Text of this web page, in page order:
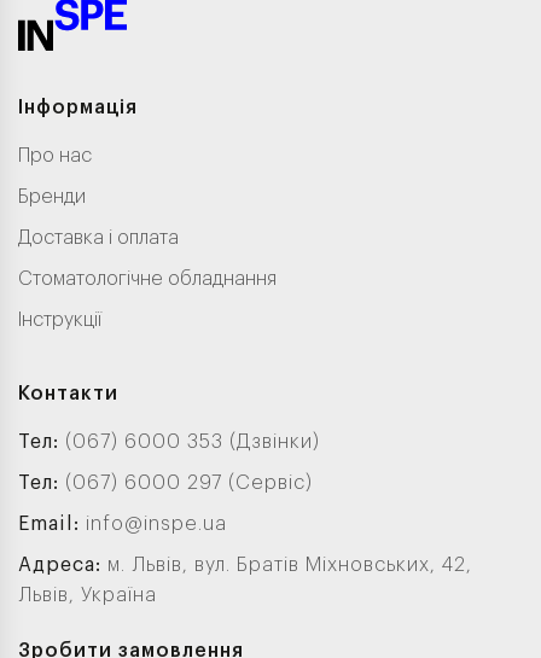
Інформація
Про нас
Бренди
Доставка і оплата
Стоматологічне обладнання
Інструкції
Контакти
Тел: (067) 6000 353 (Дзвінки)
Тел: (067) 6000 297 (Сервіс)
Email: info@inspe.ua
Адреса: м. Львів, вул. Братів Міхновських, 42,
Львів, Україна
Зробити замовлення